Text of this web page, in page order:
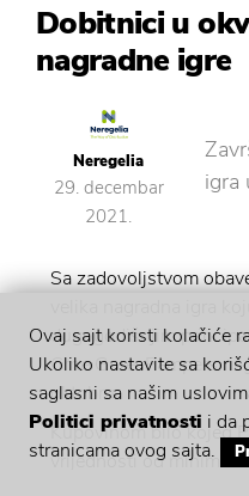
Dobitnici u
nagradne igre
Neregelia
29. decembar
2021.
igra
Sa zadovoljstvom
dugogodišnjim
Crne Gore.Pampers
oktobru.
Kupovinom bilo kojeg
vrijednosti od minimum
Ovaj sajt koristi kolačiće
Ukoliko nastavite sa
saglasni sa našim
Politici privatnosti i da
stranicama ovog sajta.